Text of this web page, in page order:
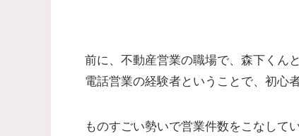
前に、不動産営業の職場で、森下くん
電話営業の経験者ということで、初心
ものすごい勢いで営業件数をこなして